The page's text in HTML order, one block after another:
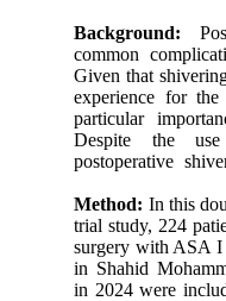
Background:
common
Given that
experience for
particular
Despite the
postoperative
Method:In this
trial study, 224
surgery with ASA
in Shahid
in 2024 were